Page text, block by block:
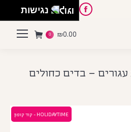
Facebook
Pinterest
Instagram
English
₪0.00
0
עגורים – בדים כחולים
HOLIDAYTIME - קוד קופון
נגישות